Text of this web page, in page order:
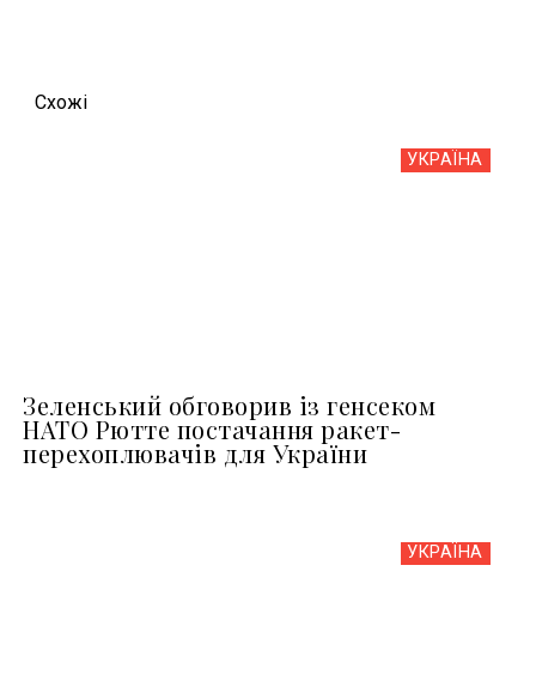
Схожi
УКРАЇНА
Зеленський обговорив із генсеком
НАТО Рютте постачання ракет-
перехоплювачів для України
УКРАЇНА